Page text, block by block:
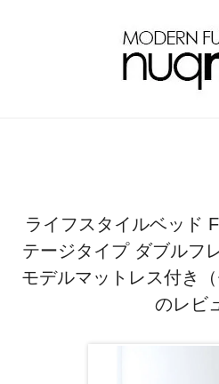
ライフスタイルベッド
テージタイプ ダブルフ
モデルマットレス付き
のレビ